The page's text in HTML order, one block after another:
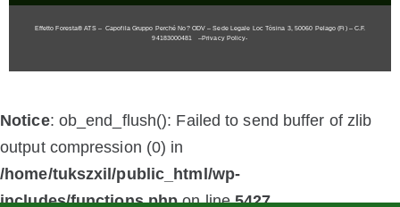
Effetto Foresta® ATS – Capofila Gruppo Perché No? ODV – Sede Legale Loc Tòsina 3, 50060 Pelago (Fi) – C.F.
94183000481 –Privacy Policy-
Notice: ob_end_flush(): Failed to send buffer of zlib
output compression (0) in
/home/tukszxil/public_html/wp-
includes/functions.phpon line5427